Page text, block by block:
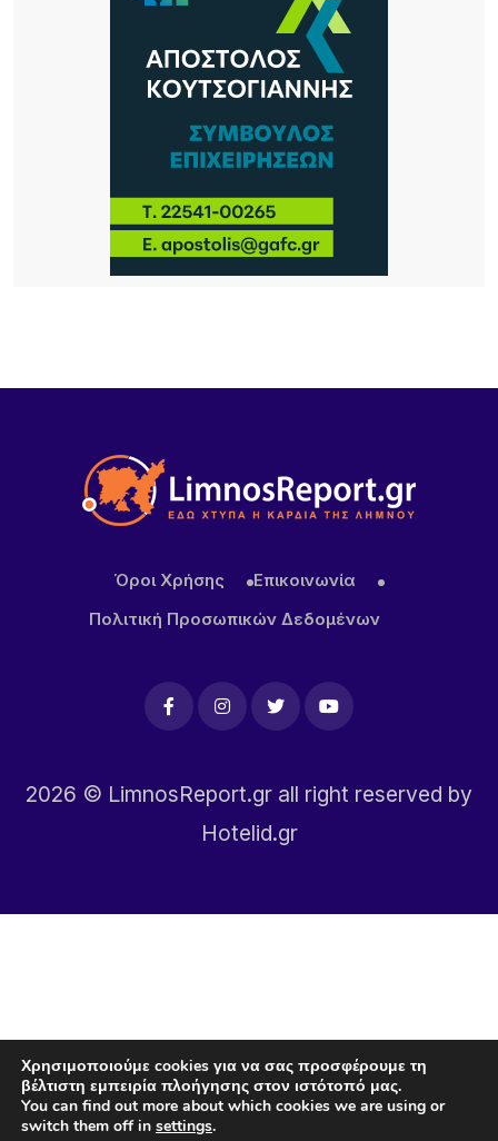
4 ΏΡΕΣ ΠΡΙΝ
Πολιτιστικός Σύλλογος Νέας Κούταλης
«Νόστος»: Αναβίωση της παραδοσιακής
Πέμπτη 13 Αυγούστου, 19:30 .
4 ΏΡΕΣ ΠΡΙΝ
Ο Σύλλογος Φίλων της Παλιάς Μητρόπολης για
την ακύρωση εκτέλεση του έργου «Συντήρηση –
μελτέμια η έξοδος του Δεκαπεντάγουστου
Όροι Χρήσης
Επικοινωνία
Πολιτική Προσωπικών Δεδομένων
2026 © LimnosReport.gr all right reserved by
Hotelid.gr
Χρησιμοποιούμε cookies για να σας προσφέρουμε τη
βέλτιστη εμπειρία πλοήγησης στον ιστότοπό μας.
You can find out more about which cookies we are using or
switch them off in settings.